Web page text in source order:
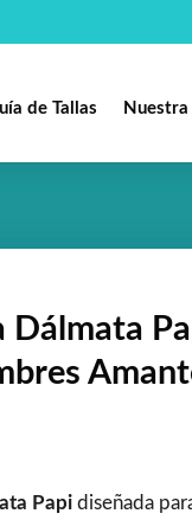
de Tallas
Dálmata
Papidiseñada